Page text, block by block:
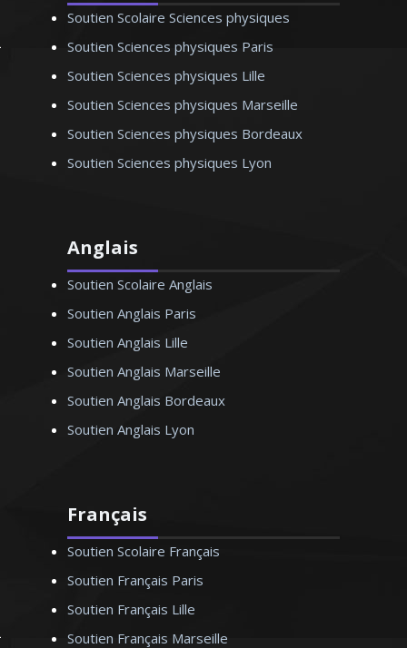
Madame P. Adélaïde – Professeur de
comptabilité/gestion - Nantes
Soutien Scolaire Sciences physiques
Soutien Sciences physiques Paris
Soutien Sciences physiques Lille
Soutien Sciences physiques Marseille
Soutien Sciences physiques Bordeaux
Soutien Sciences physiques Lyon
Anglais
Soutien Scolaire Anglais
Soutien Anglais Paris
Soutien Anglais Lille
Soutien Anglais Marseille
Soutien Anglais Bordeaux
Soutien Anglais Lyon
Français
Soutien Scolaire Français
Soutien Français Paris
Soutien Français Lille
Soutien Français Marseille